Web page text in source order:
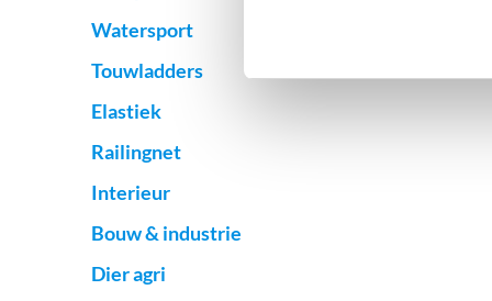
Watersport
Touwladders
Elastiek
Railingnet
Interieur
Bouw & industrie
Dier agri